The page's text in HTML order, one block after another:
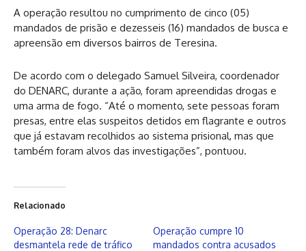
A operação resultou no cumprimento de cinco (05)
mandados de prisão e dezesseis (16) mandados de busca e
apreensão em diversos bairros de Teresina.
De acordo com o delegado Samuel Silveira, coordenador
do DENARC, durante a ação, foram apreendidas drogas e
uma arma de fogo. “Até o momento, sete pessoas foram
presas, entre elas suspeitos detidos em flagrante e outros
que já estavam recolhidos ao sistema prisional, mas que
também foram alvos das investigações”, pontuou.
Relacionado
Operação 28: Denarc
desmantela rede de tráfico
Operação cumpre 10
mandados contra acusados